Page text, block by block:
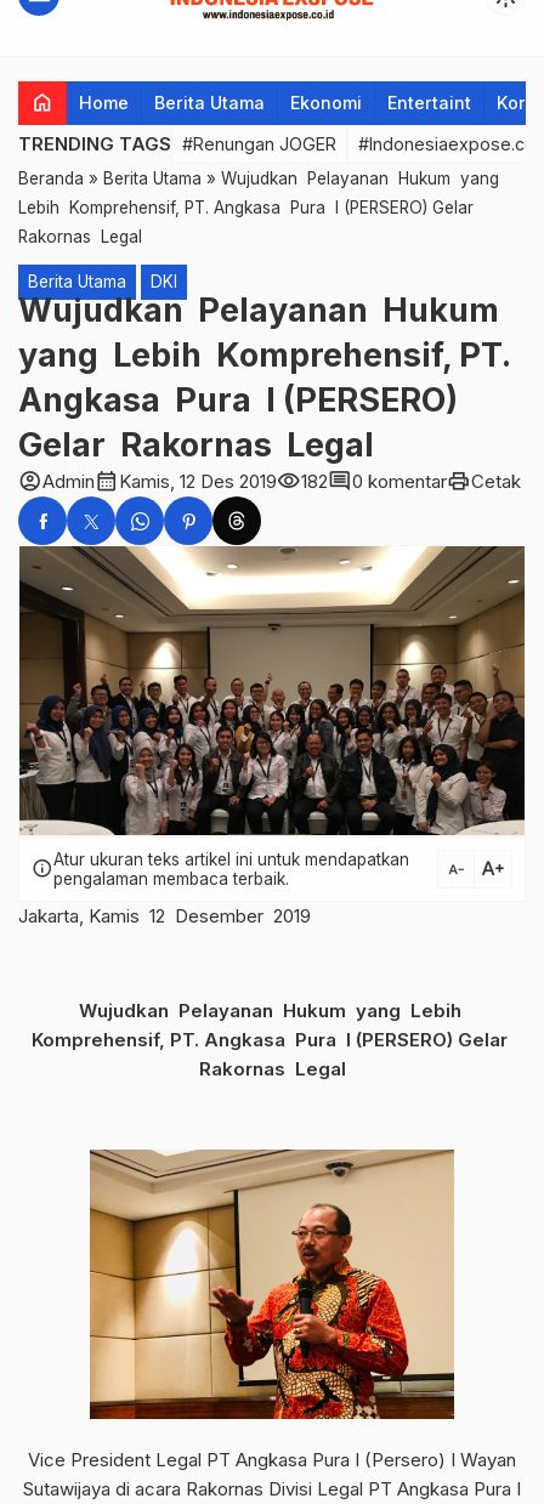
home Home Berita Utama Ekonomi Entertaint
TRENDING TAGS #Renungan JOGER
Beranda » Berita Utama » Wujudkan Pelayanan Hukum yang
Lebih Komprehensif, PT. Angkasa Pura I (PERSERO) Gelar
Rakornas Legal
Berita Utama DKI
Wujudkan Pelayanan Hukum
yang Lebih Komprehensif, PT.
Angkasa Pura I (PERSERO)
Gelar Rakornas Legal
account_circleAdmincalendar_month Kamis, 12 Des 2019visibility182comment0 komentarprintCetak
infoAtur ukuran teks artikel ini untuk mendapatkan
pengalaman membaca terbaik.
text_decrease text_increase
Jakarta, Kamis 12 Desember 2019
Wujudkan Pelayanan Hukum yang Lebih
Komprehensif, PT. Angkasa Pura I (PERSERO) Gelar
Rakornas Legal
Vice President Legal PT Angkasa Pura I (Persero) I Wayan
Sutawijaya di acara Rakornas Divisi Legal PT Angkasa Pura I